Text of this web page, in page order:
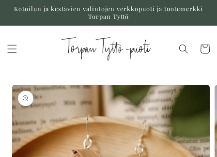
siirry
Kotoilun ja kestävien valintojen verkkopuoti ja tuotemerkki
Torpan Tyttö
Siirry
tuotetietoihin